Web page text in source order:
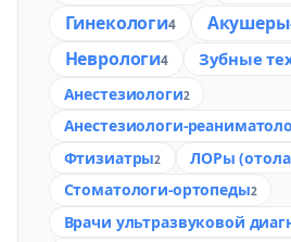
Гинекологи4
Неврологи4 Зубные
Анестезиологи2
Анестезиологи-
Фтизиатры2 ЛОРы
Стоматологи-ортопеды2
Врачи ультразвуковой